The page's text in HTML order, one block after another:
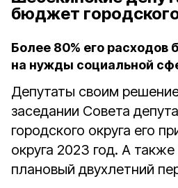
бюджет
Более 80% его расходов
на нужды социальной
Депутаты своим
заседании Совета
городского округа его
округа 2023 год. А
плановый двухлетний